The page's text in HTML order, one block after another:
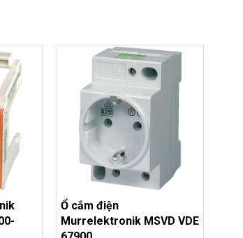
Ổ cắm điện
Murrelektronik MSVD VDE